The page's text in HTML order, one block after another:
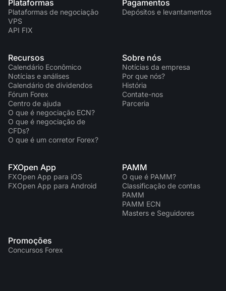
Plataformas
Plataformas de negociação
VPS
API FIX
Pagamentos
Depósitos e levantamentos
Recursos
Calendário Econômico
Notícias e análises
Calendário de dividendos
Fórum Forex
Centro de ajuda
O que é negociação ECN?
O que é negociação de
CFDs?
O que é um corretor Forex?
Sobre nós
Notícias da empresa
Por que nós?
História
Contate-nos
Parceria
FXOpen App
FXOpen App para iOS
FXOpen App para Android
PAMM
O que é PAMM?
Classificação de contas
PAMM
PAMM ECN
Masters e Seguidores
Promoções
Concursos Forex